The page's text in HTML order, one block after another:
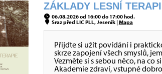
ZÁKLADY LESNÍ
06.08.2026 od 16:00 do 17:00 hod.
Sraz před LIC PLL, Jeseník |Mapa
Přijďte si užít povídání i
skrze zapojení všech smyslů,
Vezměte si s sebou něco, na co
Akademie zdraví, vstupné